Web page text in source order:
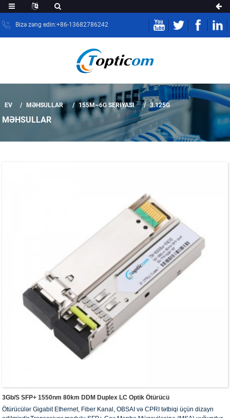
Bizə zəng edin:+86-13682786242
EV MƏHSULLAR 155M~6G SERIYASI 3.125G
MƏHSULLAR
3Gb/s SFP+ 1550nm 80km DDM Duplex LC Optik Ötürücü
Ötürücülər Gigabit Ethernet, Fiber Kanal, OBSAI və CPRI tətbiqi üçün dizayn